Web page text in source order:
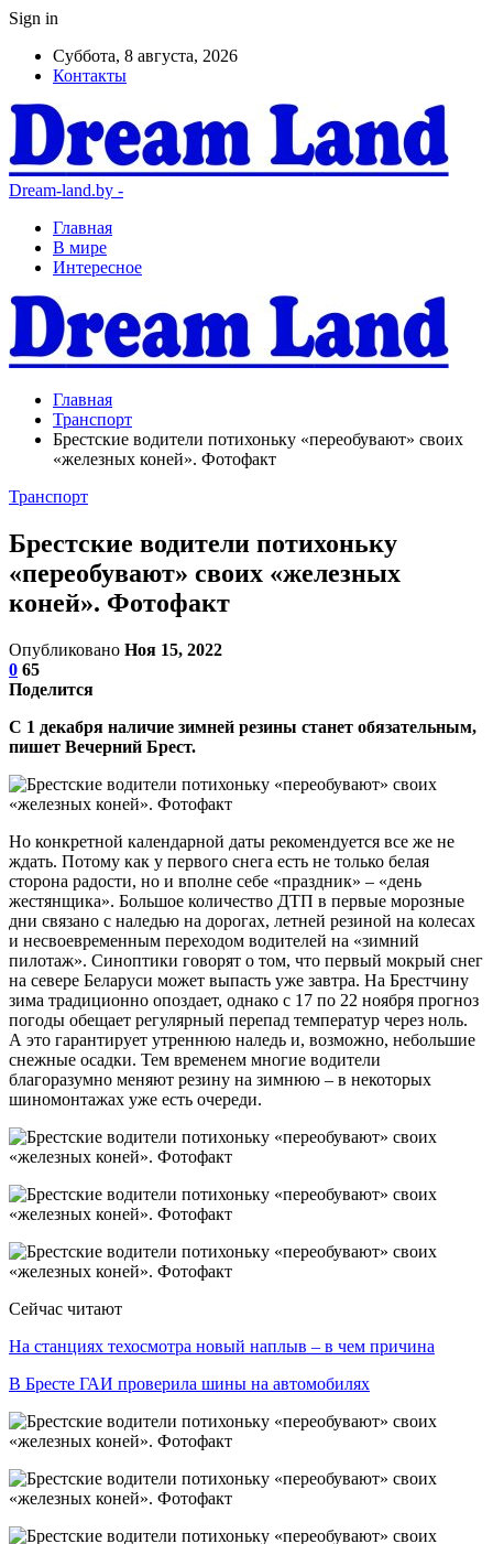
Sign in
Суббота, 8 августа, 2026
Контакты
Dream-land.by -
Главная
В мире
Интересное
Главная
Транспорт
Брестские водители потихоньку «переобувают» своих
«железных коней». Фотофакт
Транспорт
Брестские водители потихоньку
«переобувают» своих «железных
коней». Фотофакт
Опубликовано Ноя 15, 2022
0 65
Поделится
С 1 декабря наличие зимней резины станет обязательным,
пишет Вечерний Брест.
Но конкретной календарной даты рекомендуется все же не
ждать. Потому как у первого снега есть не только белая
сторона радости, но и вполне себе «праздник» – «день
жестянщика». Большое количество ДТП в первые морозные
дни связано с наледью на дорогах, летней резиной на колесах
и несвоевременным переходом водителей на «зимний
пилотаж». Синоптики говорят о том, что первый мокрый снег
на севере Беларуси может выпасть уже завтра. На Брестчину
зима традиционно опоздает, однако с 17 по 22 ноября прогноз
погоды обещает регулярный перепад температур через ноль.
А это гарантирует утреннюю наледь и, возможно, небольшие
снежные осадки. Тем временем многие водители
благоразумно меняют резину на зимнюю – в некоторых
шиномонтажах уже есть очереди.
Сейчас читают
На станциях техосмотра новый наплыв – в чем причина
В Бресте ГАИ проверила шины на автомобилях